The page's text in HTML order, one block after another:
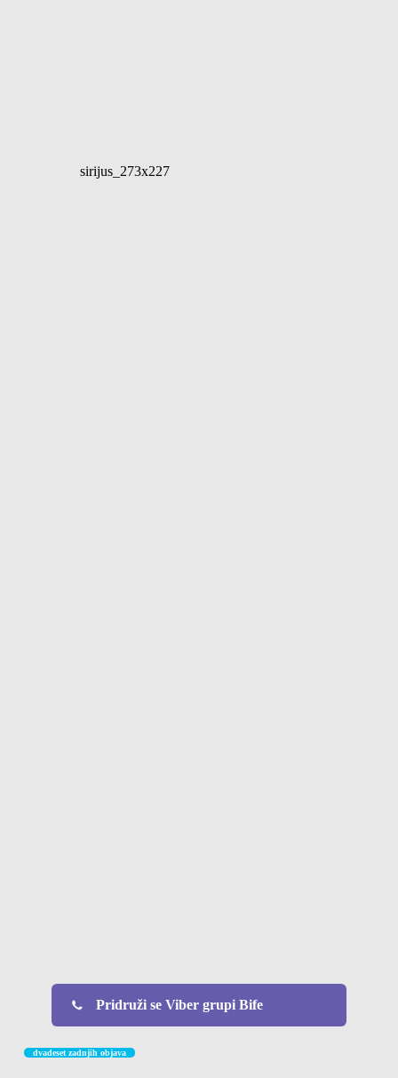
sirijus_273x227
Pridruži se Viber grupi Bife
dvadeset zadnjih objava